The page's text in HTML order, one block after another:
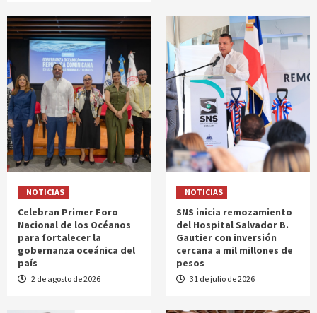
NOTICIAS
Celebran Primer Foro
Nacional de los Océanos
para fortalecer la
gobernanza oceánica del
país
2 de agosto de 2026
NOTICIAS
SNS inicia remozamiento
del Hospital Salvador B.
Gautier con inversión
cercana a mil millones de
pesos
31 de julio de 2026